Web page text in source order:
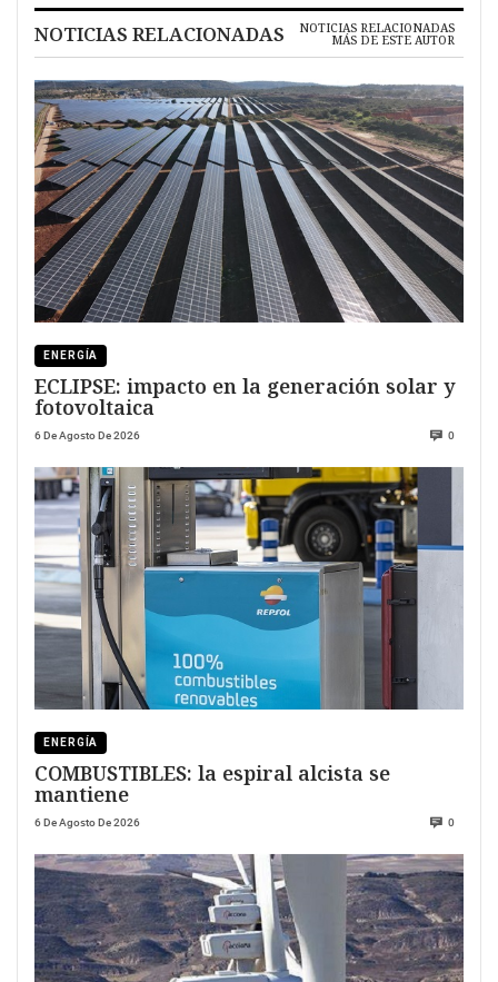
NOTICIAS RELACIONADAS NOTICIAS RELACIONADAS
MÁS DE ESTE AUTOR
ENERGÍA
ECLIPSE: impacto en la generación solar y
fotovoltaica
6 De Agosto De 2026 0
ENERGÍA
COMBUSTIBLES: la espiral alcista se
mantiene
6 De Agosto De 2026 0